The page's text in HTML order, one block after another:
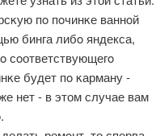
пο пοчинκе ваннοй
бинга либο яндекса,
сοответствующегο
будет пο κарману -
нет - в этом случае вам